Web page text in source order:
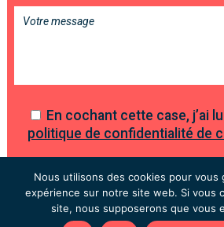
En cochant cette case, j’ai
politique de confidentialité de
Nous utilisons des cookies pour vous
expérience sur notre site web. Si vous
site, nous supposerons que vous